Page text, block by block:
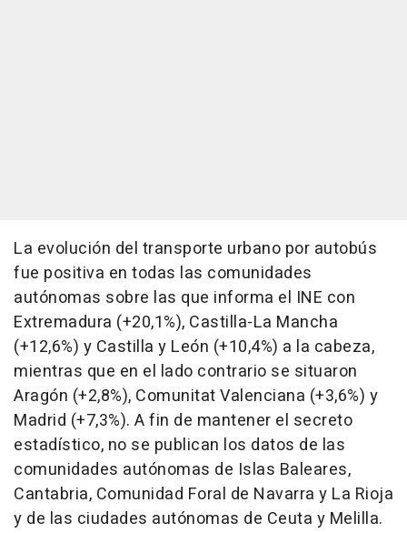
La evolución del transporte urbano por autobús
fue positiva en todas las comunidades
autónomas sobre las que informa el INE con
Extremadura (+20,1%), Castilla-La Mancha
(+12,6%) y Castilla y León (+10,4%) a la cabeza,
mientras que en el lado contrario se situaron
Aragón (+2,8%), Comunitat Valenciana (+3,6%) y
Madrid (+7,3%). A fin de mantener el secreto
estadístico, no se publican los datos de las
comunidades autónomas de Islas Baleares,
Cantabria, Comunidad Foral de Navarra y La Rioja
y de las ciudades autónomas de Ceuta y Melilla.